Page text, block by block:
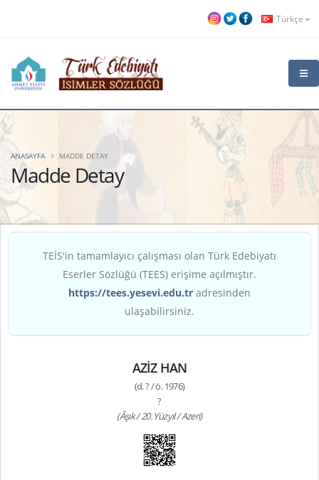
Türkçe
Madde Detay
ANASAYFA MADDE DETAY
TEİS'in tamamlayıcı çalışması olan Türk Edebiyatı
Eserler Sözlüğü (TEES) erişime açılmıştır.
https://tees.yesevi.edu.tr adresinden
ulaşabilirsiniz.
AZİZ HAN
(d. ? / ö. 1976)
?
(Âşık / 20. Yüzyıl / Azeri)